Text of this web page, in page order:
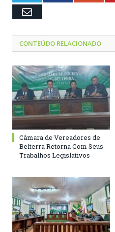
Email
CONTEÚDO RELACIONADO
Câmara de Vereadores de
Belterra Retorna Com Seus
Trabalhos Legislativos